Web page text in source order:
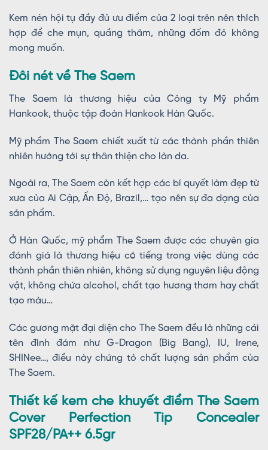
Kem nén hội tụ đầy đủ ưu điểm của 2 loại trên nên thích
hợp để che mụn, quầng thâm, những đốm đỏ không
mong muốn.
Đôi nét về The Saem
The Saem là thương hiệu của Công ty Mỹ phẩm
Hankook, thuộc tập đoàn Hankook Hàn Quốc.
Mỹ phẩm The Saem chiết xuất từ các thành phần thiên
nhiên hướng tới sự thân thiện cho làn da.
Ngoài ra, The Saem còn kết hợp các bí quyết làm đẹp từ
xưa của Ai Cập, Ấn Độ, Brazil,… tạo nên sự đa dạng của
sản phẩm.
Ở Hàn Quốc, mỹ phẩm The Saem được các chuyên gia
đánh giá là thương hiệu có tiếng trong việc dùng các
thành phần thiên nhiên, không sử dụng nguyên liệu động
vật, không chứa alcohol, chất tạo hương thơm hay chất
tạo màu…
Các gương mặt đại diện cho The Saem đều là những cái
tên đình đám như G-Dragon (Big Bang), IU, Irene,
SHINee…, điều này chứng tỏ chất lượng sản phẩm của
The Saem.
Thiết kế kem che khuyết điểm The Saem
Cover Perfection Tip Concealer
SPF28/PA++ 6.5gr